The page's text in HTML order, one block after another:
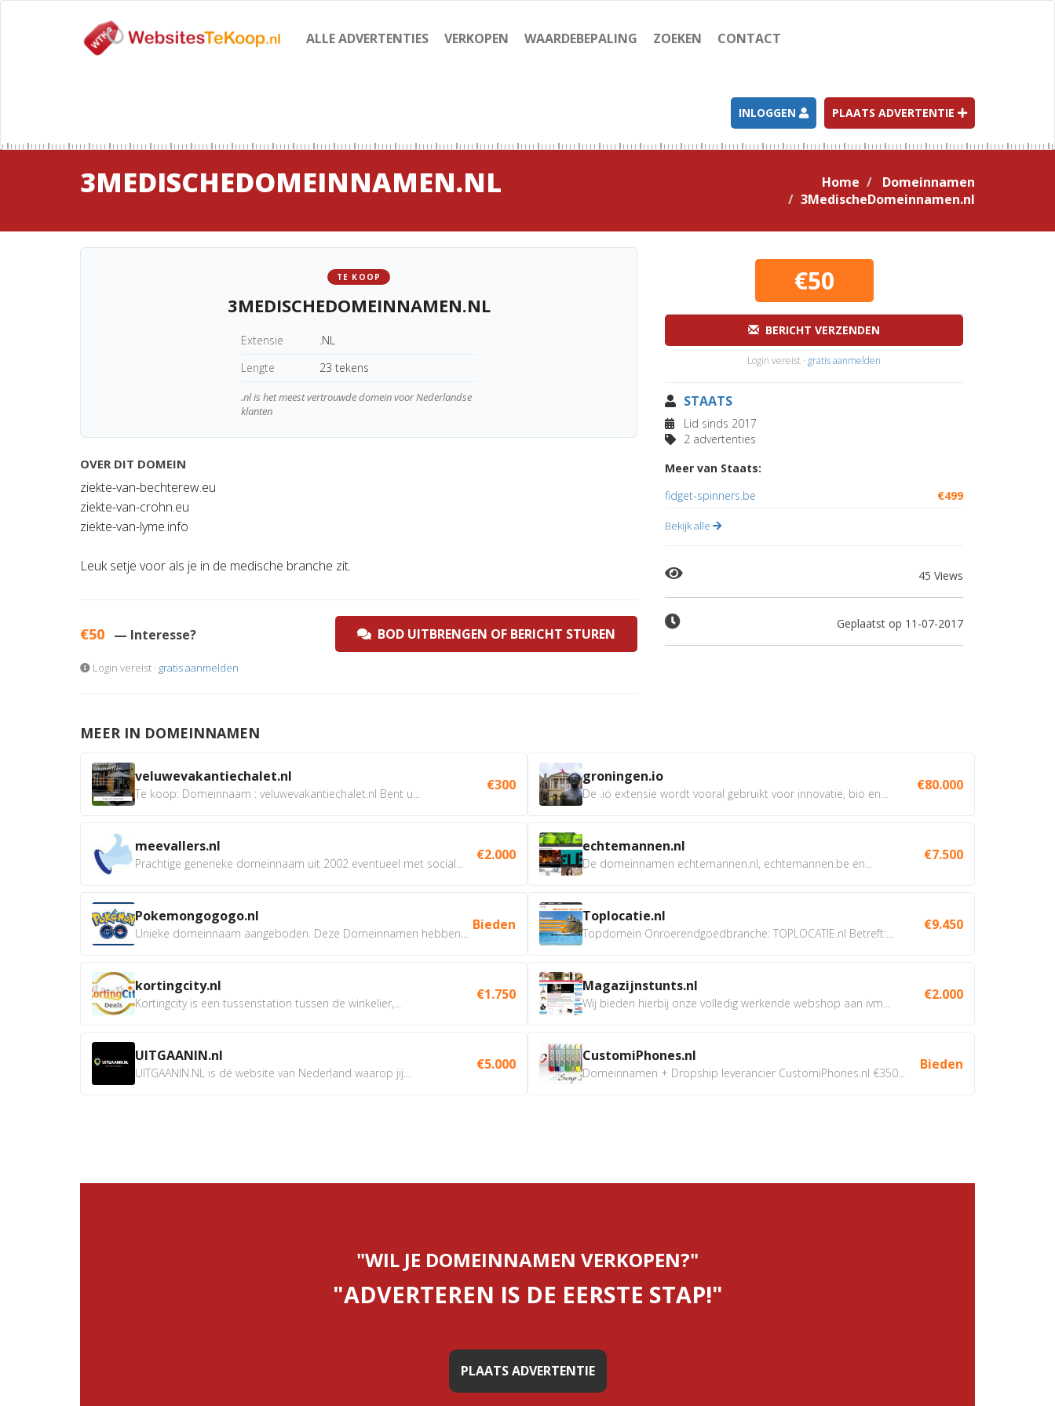
ALLE ADVERTENTIES VERKOPEN WAARDEBEPALING ZOEKEN CONTACT
INLOGGEN PLAATS ADVERTENTIE
3MEDISCHEDOMEINNAMEN.NL Home
Domeinnamen
3MedischeDomeinnamen.nl
TE KOOP
3MEDISCHEDOMEINNAMEN.NL
Extensie
.NL
Lengte
23 tekens
.nl is het meest vertrouwde domein voor Nederlandse
klanten
OVER DIT DOMEIN
ziekte-van-bechterew.eu
ziekte-van-crohn.eu
ziekte-van-lyme.info
Leuk setje voor als je in de medische branche zit.
€50 — Interesse? BOD UITBRENGEN OF BERICHT STUREN
Login vereist · gratis aanmelden
€50
BERICHT VERZENDEN
Login vereist · gratis aanmelden
STAATS
Lid sinds 2017
2 advertenties
Meer van Staats:
fidget-spinners.be
€499
Bekijk alle
45 Views
Geplaatst op 11-07-2017
MEER IN DOMEINNAMEN
veluwevakantiechalet.nl
Te koop: Domeinnaam : veluwevakantiechalet.nl Bent u...
€300
meevallers.nl
Prachtige generieke domeinnaam uit 2002 eventueel met social...
€2.000
Pokemongogogo.nl
Unieke domeinnaam aangeboden. Deze Domeinnamen hebben...
Bieden
kortingcity.nl
Kortingcity is een tussenstation tussen de winkelier,...
€1.750
UITGAANIN.nl
UITGAANIN.NL is dé website van Nederland waarop jij...
€5.000
groningen.io
De .io extensie wordt vooral gebruikt voor innovatie, bio en...
€80.000
echtemannen.nl
De domeinnamen echtemannen.nl, echtemannen.be en...
€7.500
Toplocatie.nl
Topdomein Onroerendgoedbranche: TOPLOCATIE.nl Betreft:...
€9.450
Magazijnstunts.nl
Wij bieden hierbij onze volledig werkende webshop aan ivm...
€2.000
CustomiPhones.nl
Domeinnamen + Dropship leverancier CustomiPhones.nl €350...
Bieden
"WIL JE DOMEINNAMEN VERKOPEN?"
"ADVERTEREN IS DE EERSTE STAP!"
PLAATS ADVERTENTIE